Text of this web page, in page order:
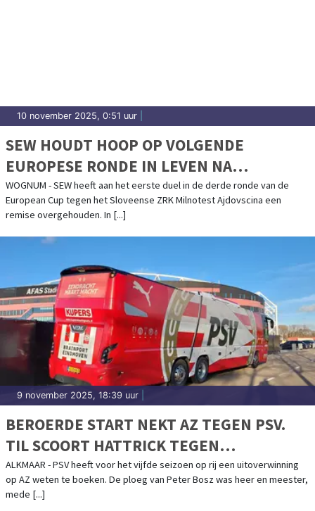
10 november 2025, 0:51 uur
SEW HOUDT HOOP OP VOLGENDE
EUROPESE RONDE IN LEVEN NA
ZINDERENDE REMISE
WOGNUM - SEW heeft aan het eerste duel in de derde ronde van de
European Cup tegen het Sloveense ZRK Milnotest Ajdovscina een
remise overgehouden. In [...]
9 november 2025, 18:39 uur
BEROERDE START NEKT AZ TEGEN PSV.
TIL SCOORT HATTRICK TEGEN
VOORMALIGE CLUB
ALKMAAR - PSV heeft voor het vijfde seizoen op rij een uitoverwinning
op AZ weten te boeken. De ploeg van Peter Bosz was heer en meester,
mede [...]